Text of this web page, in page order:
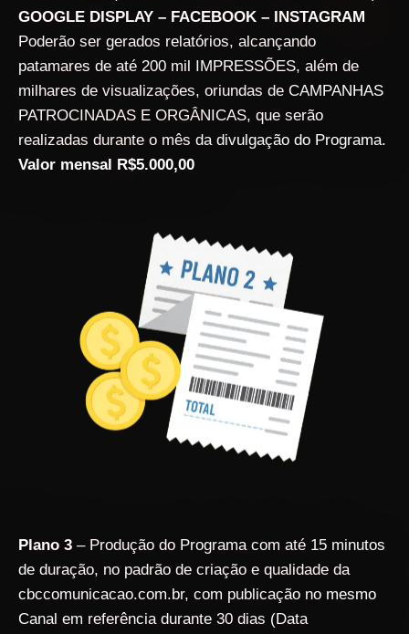
GOOGLE DISPLAY – FACEBOOK – INSTAGRAM
Poderão ser gerados relatórios, alcançando
patamares de até 200 mil IMPRESSÕES, além de
milhares de visualizações, oriundas de CAMPANHAS
PATROCINADAS E ORGÂNICAS, que serão
realizadas durante o mês da divulgação do Programa.
Valor mensal R$5.000,00
Plano 3 – Produção do Programa com até 15 minutos
de duração, no padrão de criação e qualidade da
cbccomunicacao.com.br, com publicação no mesmo
Canal em referência durante 30 dias (Data